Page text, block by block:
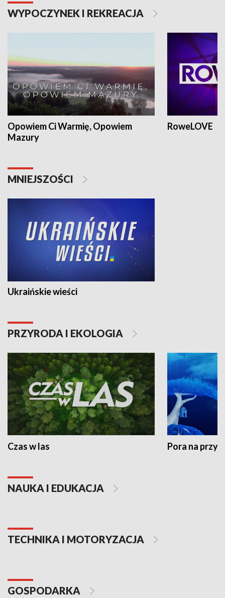
WYPOCZYNEK I REKREACJA
Opowiem Ci Warmię, Opowiem
Mazury
RoweLOVE
MNIEJSZOŚCI
Ukraińskie wieści
PRZYRODA I EKOLOGIA
Czas w las Pora na
NAUKA I EDUKACJA
TECHNIKA I MOTORYZACJA
GOSPODARKA